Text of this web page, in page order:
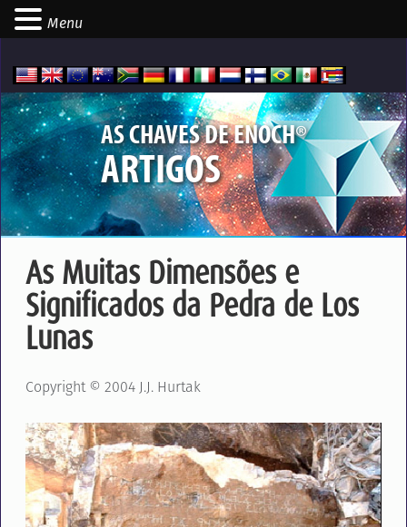
AS CHAVES DE ENOCH®
ARTIGOS
As Muitas Dimensões e
Significados da Pedra de Los
Lunas
Copyright © 2004 J.J. Hurtak
Menu